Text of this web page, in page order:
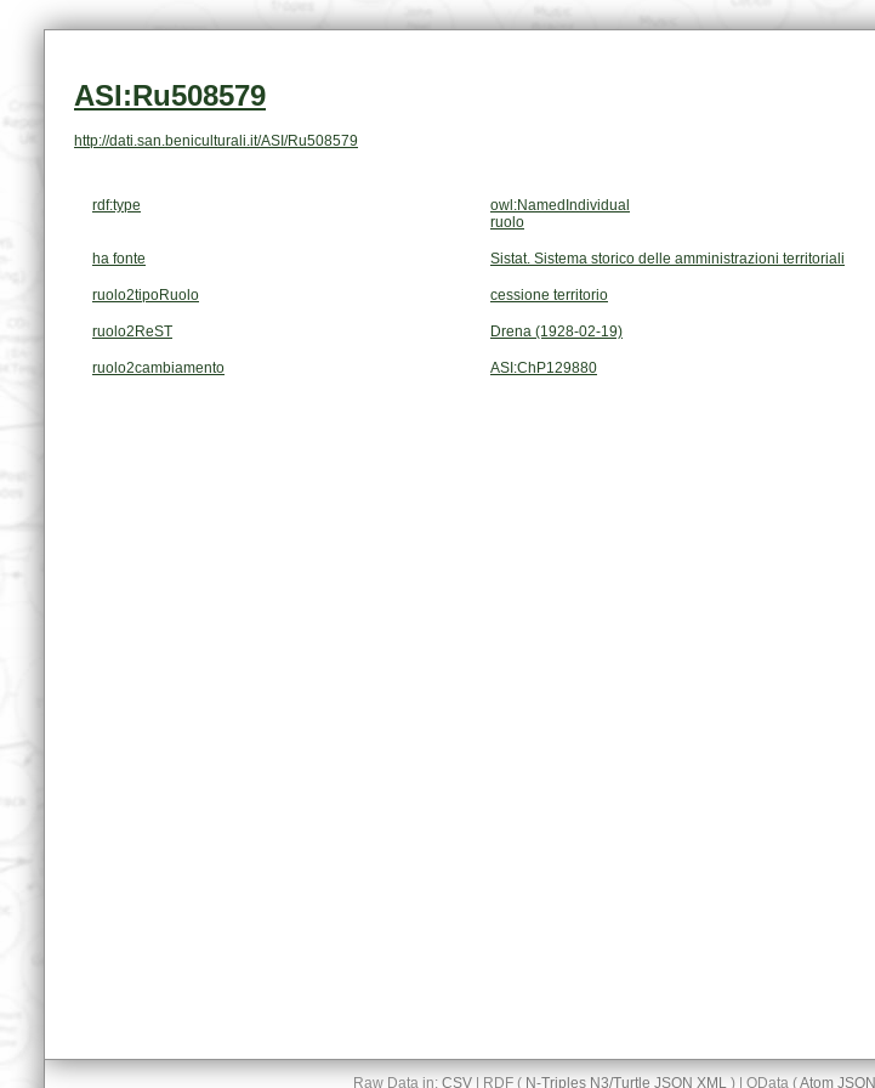
ASI:Ru508579
http://dati.san.beniculturali.it/ASI/Ru508579
rdf:type
owl:NamedIndividual
ruolo
ha fonte Sistat. Sistema storico delle amministrazioni territoriali
ruolo2tipoRuolo cessione territorio
ruolo2ReST Drena (1928-02-19)
ruolo2cambiamento ASI:ChP129880
Raw Data in: CSV| RDF ( N-Triples N3/Turtle JSON XML) | OData (Atom JSON